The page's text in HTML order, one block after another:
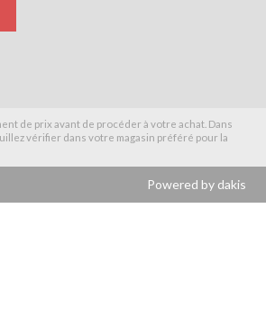
de prix avant de procéder à votre achat. Dans
vérifier dans votre magasin préféré pour la
Powered by dakis